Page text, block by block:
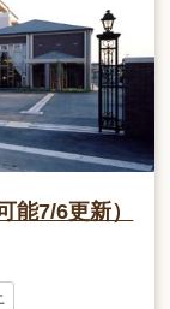
能7/6更新）